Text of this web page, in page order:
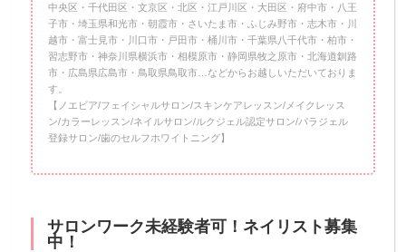
中央区・千代田区・文京区・北区・江戸川区・大田区・府中市・八王
子市・埼玉県和光市・朝霞市・さいたま市・ふじみ野市・志木市・川
越市・富士見市・川口市・戸田市・桶川市・千葉県八千代市・柏市・
習志野市・神奈川県横浜市・相模原市・静岡県牧之原市・北海道釧路
市・広島県広島市・鳥取県鳥取市…などからお越しいただいておりま
す。
【ノエビア/フェイシャルサロン/スキンケアレッスン/メイクレッス
ン/カラーレッスン/ネイルサロン/ルクジェル認定サロン/パラジェル
登録サロン/歯のセルフホワイトニング】
サロンワーク未経験者可！ネイリスト募集
中！